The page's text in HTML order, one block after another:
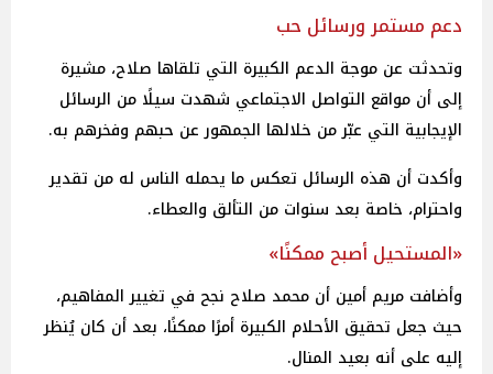
دعم مستمر ورسائل حب
وتحدثت عن موجة الدعم الكبيرة التي تلقاها صلاح، مشيرة
إلى أن مواقع التواصل الاجتماعي شهدت سيلًا من الرسائل
الإيجابية التي عبّر من خلالها الجمهور عن حبهم وفخرهم به.
وأكدت أن هذه الرسائل تعكس ما يحمله الناس له من تقدير
واحترام، خاصة بعد سنوات من التألق والعطاء.
«المستحيل أصبح ممكنًا»
وأضافت مريم أمين أن محمد صلاح نجح في تغيير المفاهيم،
حيث جعل تحقيق الأحلام الكبيرة أمرًا ممكنًا، بعد أن كان يُنظر
إليه على أنه بعيد المنال.